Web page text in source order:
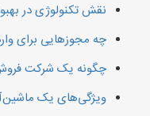
نقش تکنولوژی در
چه مجوزهایی برای
چگونه یک شرکت فروش
ویژگی‌های یک